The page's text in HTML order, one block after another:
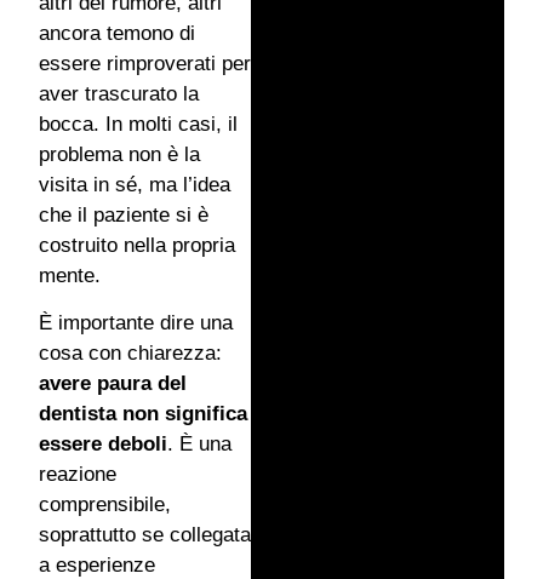
ancora temono di
essere rimproverati per
aver trascurato la
bocca. In molti casi, il
problema non è la
visita in sé, ma l’idea
che il paziente si è
costruito nella propria
mente.
È importante dire una
cosa con chiarezza:
avere paura del
dentista non significa
essere deboli. È una
reazione
comprensibile,
soprattutto se collegata
a esperienze